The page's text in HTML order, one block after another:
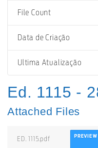
File Count
Data de Criação
Ultima Atualização
Ed. 1115 -
Attached Files
ED. 1115.pdf PREVIEW